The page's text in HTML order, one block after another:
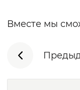
Вместе мы